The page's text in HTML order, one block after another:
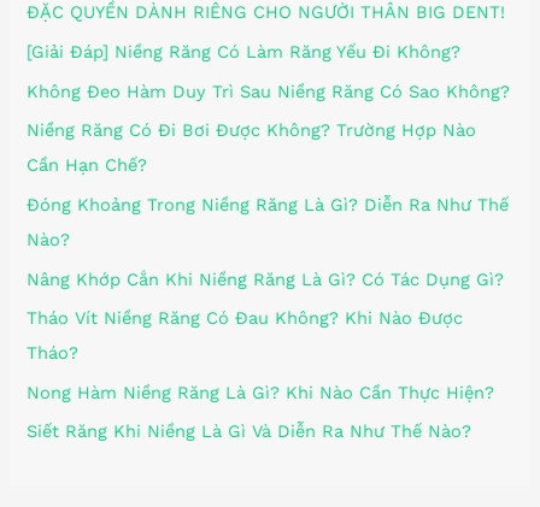
ĐẶC QUYỀN DÀNH RIÊNG CHO NGƯỜI THÂN BIG DENT!
[Giải Đáp] Niềng Răng Có Làm Răng Yếu Đi Không?
Không Đeo Hàm Duy Trì Sau Niềng Răng Có Sao Không?
Niềng Răng Có Đi Bơi Được Không? Trường Hợp Nào
Cần Hạn Chế?
Đóng Khoảng Trong Niềng Răng Là Gì? Diễn Ra Như Thế
Nào?
Nâng Khớp Cắn Khi Niềng Răng Là Gì? Có Tác Dụng Gì?
Tháo Vít Niềng Răng Có Đau Không? Khi Nào Được
Tháo?
Nong Hàm Niềng Răng Là Gì? Khi Nào Cần Thực Hiện?
Siết Răng Khi Niềng Là Gì Và Diễn Ra Như Thế Nào?